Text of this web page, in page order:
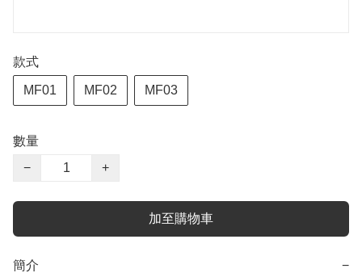
款式
MF01 MF02 MF03
數量
−
+
加至購物車
簡介 −